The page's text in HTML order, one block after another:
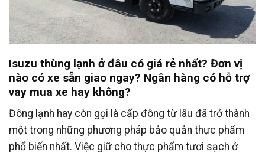
Isuzu thùng lạnh ở đâu có giá rẻ nhất? Đơn vị
nào có xe sẵn giao ngay? Ngân hàng có hỗ trợ
vay mua xe hay không?
Đông lạnh hay còn gọi là cấp đông từ lâu đã trở thành
một trong những phương pháp bảo quản thực phẩm
phổ biến nhất. Việc giữ cho thực phẩm tươi sạch ở